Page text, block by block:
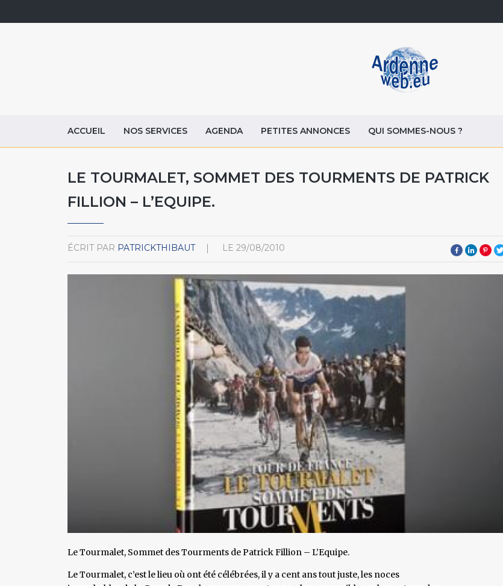
ACCUEIL NOS SERVICES AGENDA PETITES ANNONCES QUI SOMMES-NOUS ?
LE TOURMALET, SOMMET DES TOURMENTS DE PATRICK
FILLION – L’EQUIPE.
ÉCRIT PAR PATRICKTHIBAUT LE 29/08/2010
Le Tourmalet, Sommet des Tourments de Patrick Fillion – L’Equipe.
Le Tourmalet, c’est le lieu où ont été célébrées, il y a cent ans tout juste, les noces